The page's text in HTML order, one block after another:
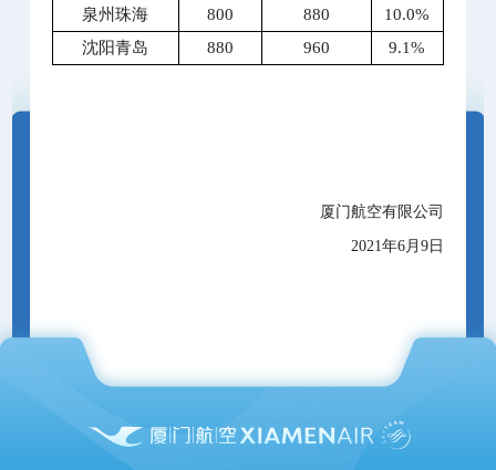
泉州珠海
800 880
10.0%
沈阳青岛
880 960 9.1%
厦门航空有限公司
2021年6月9日